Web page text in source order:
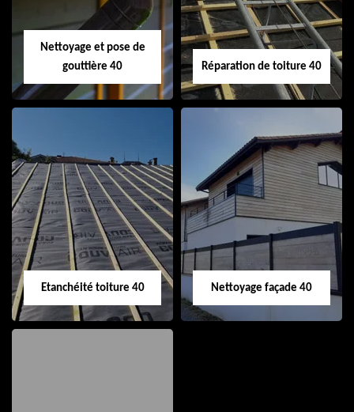
Nettoyage et pose de
gouttière 40
Nettoyage et pose
de gouttière 40
Réparation de toiture 40
Réparation de
toiture 40
Etanchéité toiture 40 Nettoyage façade 40